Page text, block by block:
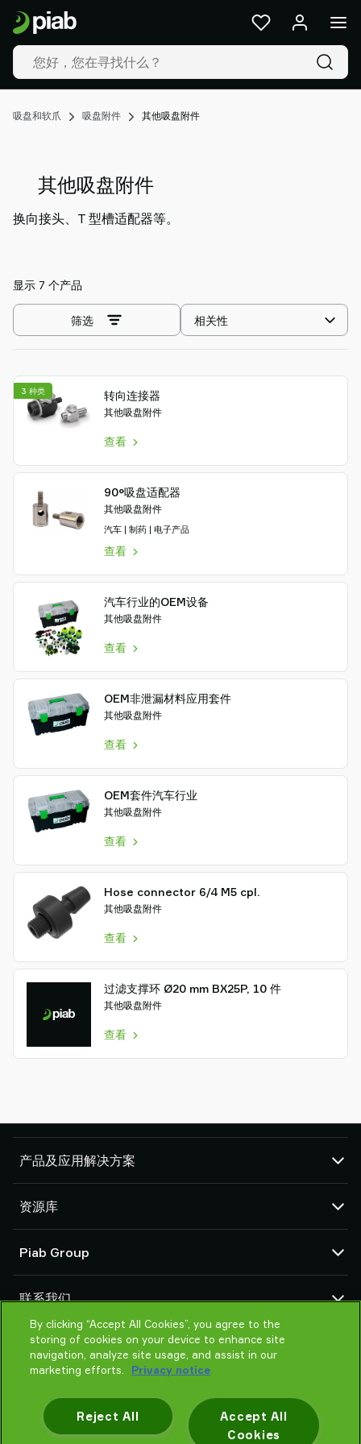
吸盘和软爪 吸盘附件 其他吸盘附件
其他吸盘附件
换向接头、T 型槽适配器等。
显示 7 个产品
选
择
方
筛选
转向连接器
其他吸盘附件
查看
3 种类
90°吸盘适配器
其他吸盘附件
汽车 | 制药 | 电子产品
查看
汽车行业的OEM设备
其他吸盘附件
查看
OEM非泄漏材料应用套件
其他吸盘附件
查看
OEM套件汽车行业
其他吸盘附件
查看
Hose connector 6/4 M5 cpl.
其他吸盘附件
查看
过滤支撑环 Ø20 mm BX25P, 10 件
其他吸盘附件
查看
产品及应用解决方案
吸盘和软爪
机器人臂端工具 (EOAT) 部件
机器人和 Cobot 抓取解决方案
系统和解决方案配件
粉末和大颗粒物品真空输送机
资源库
产品在线配置
货物销售通用条款
隐私声明
Piab Group
组织结构
行为准则
Piab 新闻
联系我们
联系我们
找寻Piab 伙伴
常见问题
产
品
及
解
决
案
的
资
关
Piab
Group
我
支
持
合
伴
shop
By clicking “Accept All Cookies”, you agree to the
storing of cookies on your device to enhance site
navigation, analyze site usage, and assist in our
marketing efforts.
Privacy notice
Accept All
Cookies
Reject All